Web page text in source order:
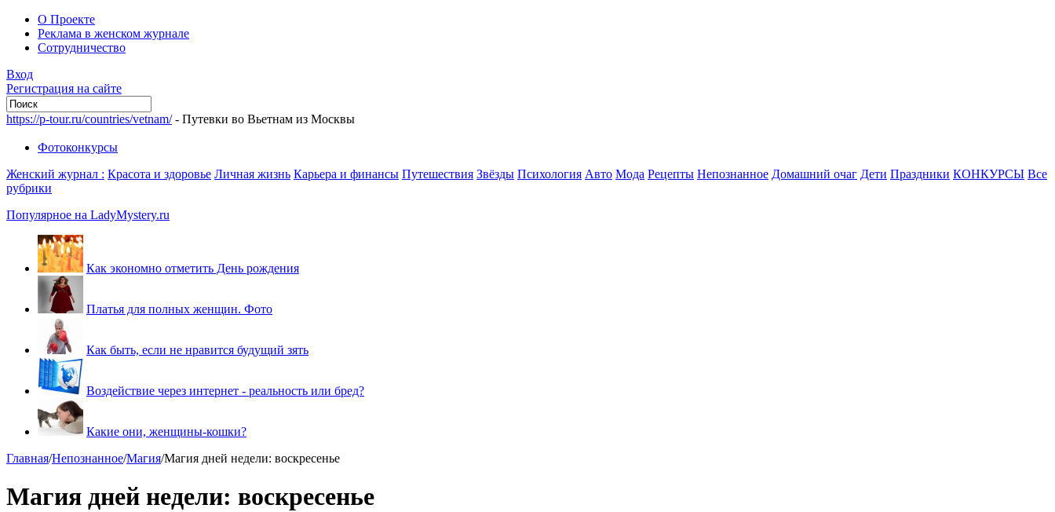
О Проекте
Реклама в женском журнале
Сотрудничество
Вход
Регистрация на сайте
https://p-tour.ru/countries/vetnam/- Путевки во Вьетнам из Москвы
Фотоконкурсы
Женский журнал : Красота и здоровье Личная жизнь Карьера и финансы Путешествия Звёзды Психология Авто Мода Рецепты Непознанное Домашний очаг Дети Праздники КОНКУРСЫ Все
рубрики
Популярное на LadyMystery.ru
Как экономно отметить День рождения
Платья для полных женщин. Фото
Как быть, если не нравится будущий зять
Воздействие через интернет - реальность или бред?
Какие они, женщины-кошки?
Главная/Непознанное/Магия/Магия дней недели: воскресенье
Магия дней недели: воскресенье